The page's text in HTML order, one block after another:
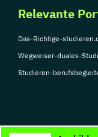
Relevante
Das-Richtige-
Wegweiser-duales-
Studieren-